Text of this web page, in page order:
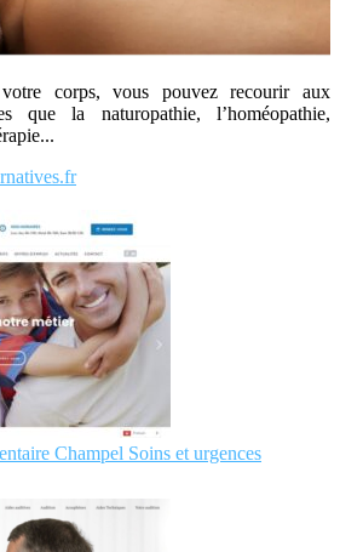
corps, vous pouvez recourir aux
que la naturopathie, l’homéopathie,
Champel Soins et urgences